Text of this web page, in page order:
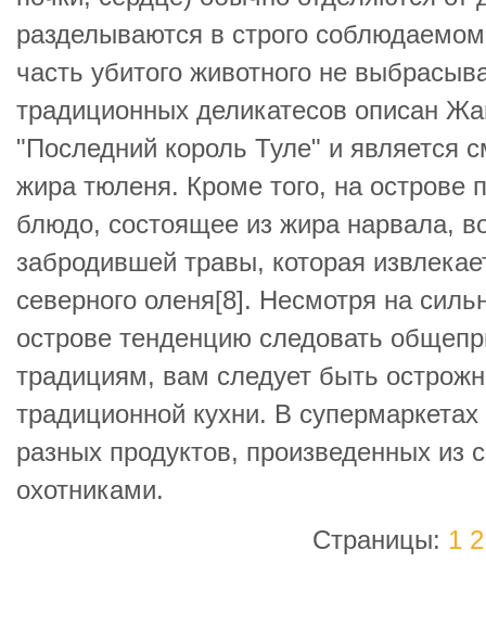
разделываются в строго
часть убитого животного не
традиционных деликатесов описан
"Последний король Туле" и является
жира тюленя. Кроме того, на острове
блюдо, состоящее из жира нарвала,
забродившей травы, которая
северного оленя[8]. Несмотря на
острове тенденцию следовать
традициям, вам следует быть
традиционной кухни. В
разных продуктов, произведенных
охотниками.
Страницы: 1 2